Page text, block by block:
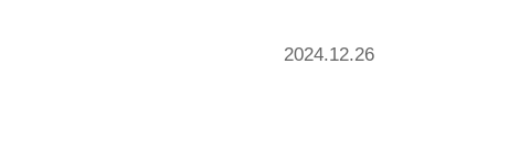
2024.12.26